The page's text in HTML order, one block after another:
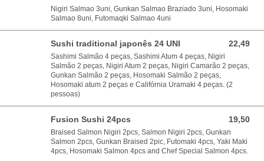
Nigiri Salmao 3uni, Gunkan Salmao Braziado 3uni, Hosomaki
Salmao 8uni, Futomaqki Salmao 4uni
Sushi traditional japonês 24 UNI 22,49
22,49 EUR
Sashimi Salmão 4 peças, Sashimi Atum 4 peças, Nigiri
Salmão 2 peças, Nigiri Atum 2 peças, Nigiri Camarão 2 peças,
Gunkan Salmão 2 peças, Hosomaki Salmão 2 peças,
Hosomaki atum 2 peças e Califórnia Uramaki 4 peças. (2
pessoas)
Fusion Sushi 24pcs 19,50
19,50 EUR
Braised Salmon Nigiri 2pcs, Salmon Nigiri 2pcs, Gunkan
Salmon 2pcs, Gunkan Braised 2pic, Futomaki 4pcs, Yaki Maki
4pcs, Hosomaki Salmon 4pcs and Chef Special Salmon 4pcs.